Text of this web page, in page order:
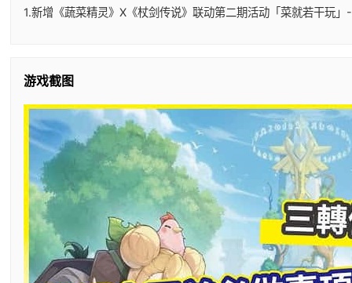
1.新增《蔬菜精灵》X《杖剑传说》联动第二期活动「菜就若干玩
游戏截图